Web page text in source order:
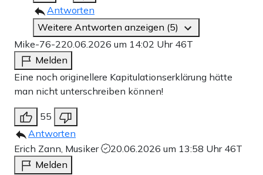
Antworten
Weitere Antworten anzeigen (5)
Mike-76-220.06.2026 um 14:02 Uhr 46T
Melden
Eine noch originellere Kapitulationserklärung hätte
man nicht unterschreiben können!
55
Antworten
Erich Zann, Musiker
20.06.2026 um 13:58 Uhr 46T
Melden